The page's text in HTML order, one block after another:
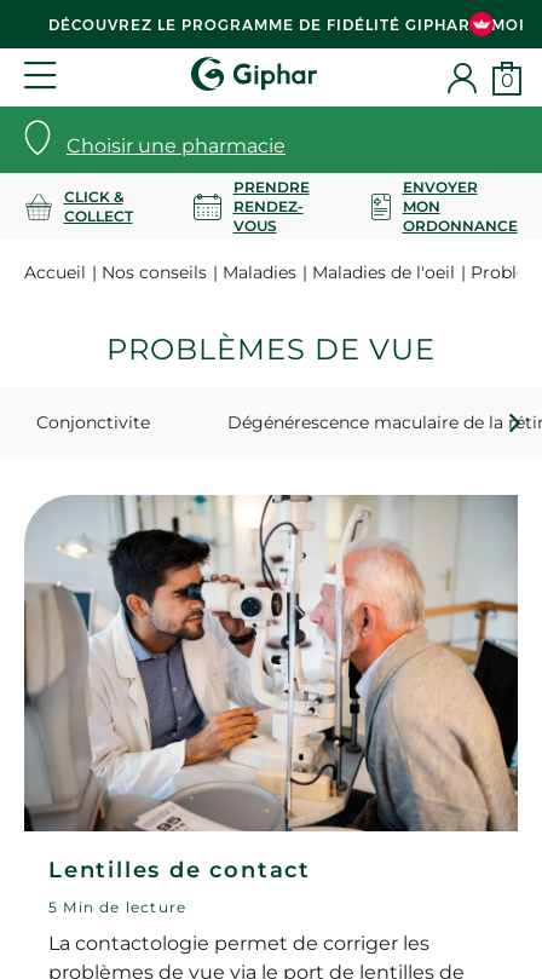
DÉCOUVREZ LE PROGRAMME DE FIDÉLITÉ GIPHAR & MOI
Choisir une pharmacie
0
CLICK &
COLLECT
PRENDRE
RENDEZ-
VOUS
ENVOYER
MON
ORDONNANCE
Accueil Nos conseils Maladies Maladies de l'oeil
PROBLÈMES DE VUE
Conjonctivite Dégénérescence maculaire de la
Lentilles de contact
5 Min de lecture
La contactologie permet de corriger les
problèmes de vue via le port de lentilles de